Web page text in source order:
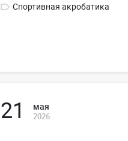
Спортивная акробатика
21 мая
2026